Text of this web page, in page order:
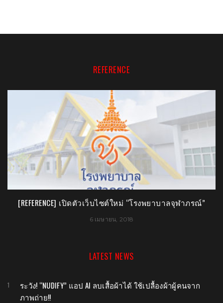
REFERENCE
[REFERENCE] เปิดตัวเว็บไซต์ใหม่ “โรงพยาบาลจุฬาภรณ์”
6 เมษายน, 2018
LATEST NEWS
ระวัง! “NUDIFY” แอป AI ลบเสื้อผ้าได้ ใช้เปลื้องผ้าผู้คนจาก
ภาพถ่าย!!